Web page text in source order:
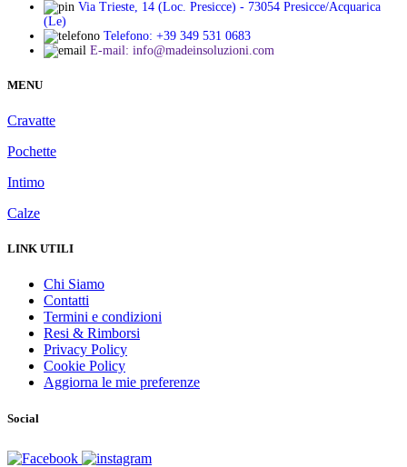
Via Trieste, 14 (Loc. Presicce) - 73054 Presicce/Acquarica
(Le)
Telefono: +39 349 531 0683
E-mail: info@madeinsoluzioni.com
MENU
Cravatte
Pochette
Intimo
Calze
LINK UTILI
Chi Siamo
Contatti
Termini e condizioni
Resi & Rimborsi
Privacy Policy
Cookie Policy
Aggiorna le mie preferenze
Social